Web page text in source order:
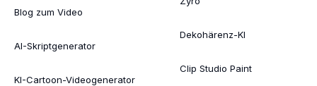
Blog zum Video
AI-Skriptgenerator
KI-Cartoon-Videogenerator
Dekohärenz-KI
Clip Studio Paint